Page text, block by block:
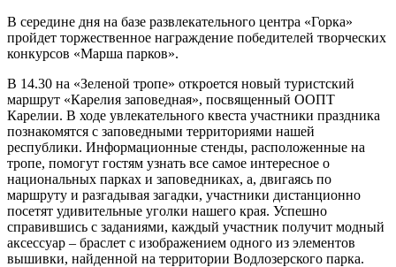
В середине дня на базе развлекательного центра «Горка»
пройдет торжественное награждение победителей творческих
конкурсов «Марша парков».
В 14.30 на «Зеленой тропе» откроется новый туристский
маршрут «Карелия заповедная», посвященный ООПТ
Карелии. В ходе увлекательного квеста участники праздника
познакомятся с заповедными территориями нашей
республики. Информационные стенды, расположенные на
тропе, помогут гостям узнать все самое интересное о
национальных парках и заповедниках, а, двигаясь по
маршруту и разгадывая загадки, участники дистанционно
посетят удивительные уголки нашего края. Успешно
справившись с заданиями, каждый участник получит модный
аксессуар – браслет с изображением одного из элементов
вышивки, найденной на территории Водлозерского парка.